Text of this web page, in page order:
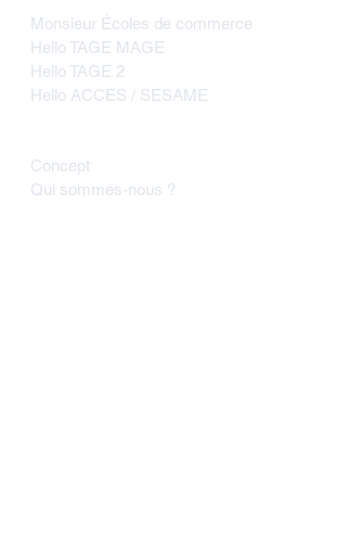
Monsieur Écoles de commerce
Hello TAGE MAGE
Hello TAGE 2
Hello ACCES / SESAME
Concept
Qui sommes-nous ?